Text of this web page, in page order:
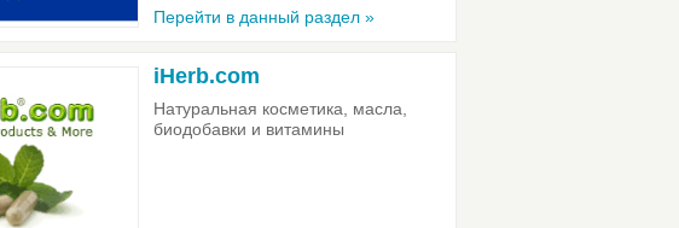
Перейти в данный раздел »
iHerb.com
Натуральная косметика, масла,
биодобавки и витамины